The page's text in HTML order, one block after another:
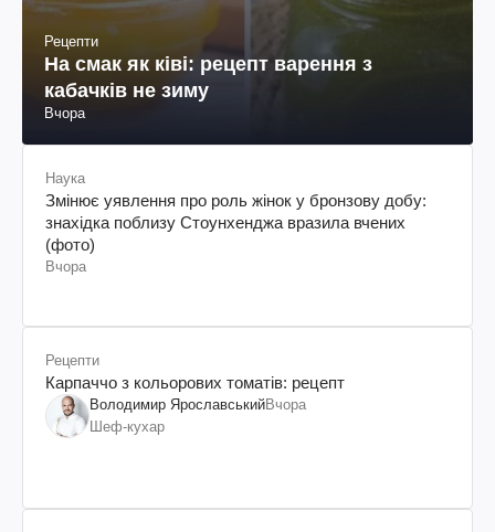
Рецепти
На смак як ківі: рецепт варення з
кабачків не зиму
Вчора
Наука
Змінює уявлення про роль жінок у бронзову добу:
знахідка поблизу Стоунхенджа вразила вчених
(фото)
Вчора
Рецепти
Карпаччо з кольорових томатів: рецепт
Володимир ЯрославськийВчора
Шеф-кухар